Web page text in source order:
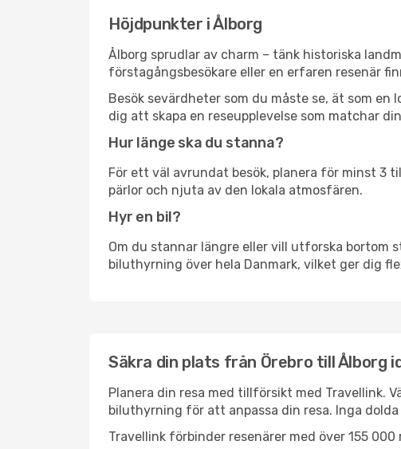
Höjdpunkter i Ålborg
Ålborg sprudlar av charm – tänk historiska
förstagångsbesökare eller en erfaren resenär
Besök sevärdheter som du måste se, ät som
dig att skapa en reseupplevelse som matchar
Hur länge ska du stanna?
För ett väl avrundat besök, planera för minst 3
pärlor och njuta av den lokala atmosfären.
Hyr en bil?
Om du stannar längre eller vill utforska bortom
biluthyrning över hela Danmark, vilket ger dig
Säkra din plats från Örebro till Ålborg
Planera din resa med tillförsikt med Travellink.
biluthyrning för att anpassa din resa. Inga
Travellink förbinder resenärer med över 155